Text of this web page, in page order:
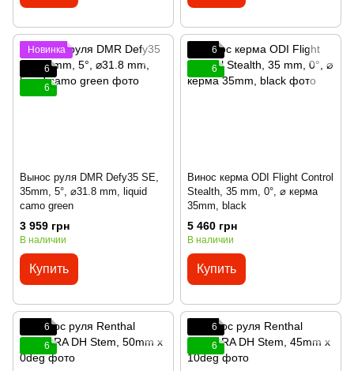
Новинка
6
6
Вынос руля DMR Defy35 SE,
35mm, 5°, ⌀31.8 mm, liquid
camo green
3 959 грн
В наличии
Купить
6
6
Винос керма ODI Flight Control
Stealth, 35 mm, 0°, ⌀ керма
35mm, black
5 460 грн
В наличии
Купить
6
6
6
6